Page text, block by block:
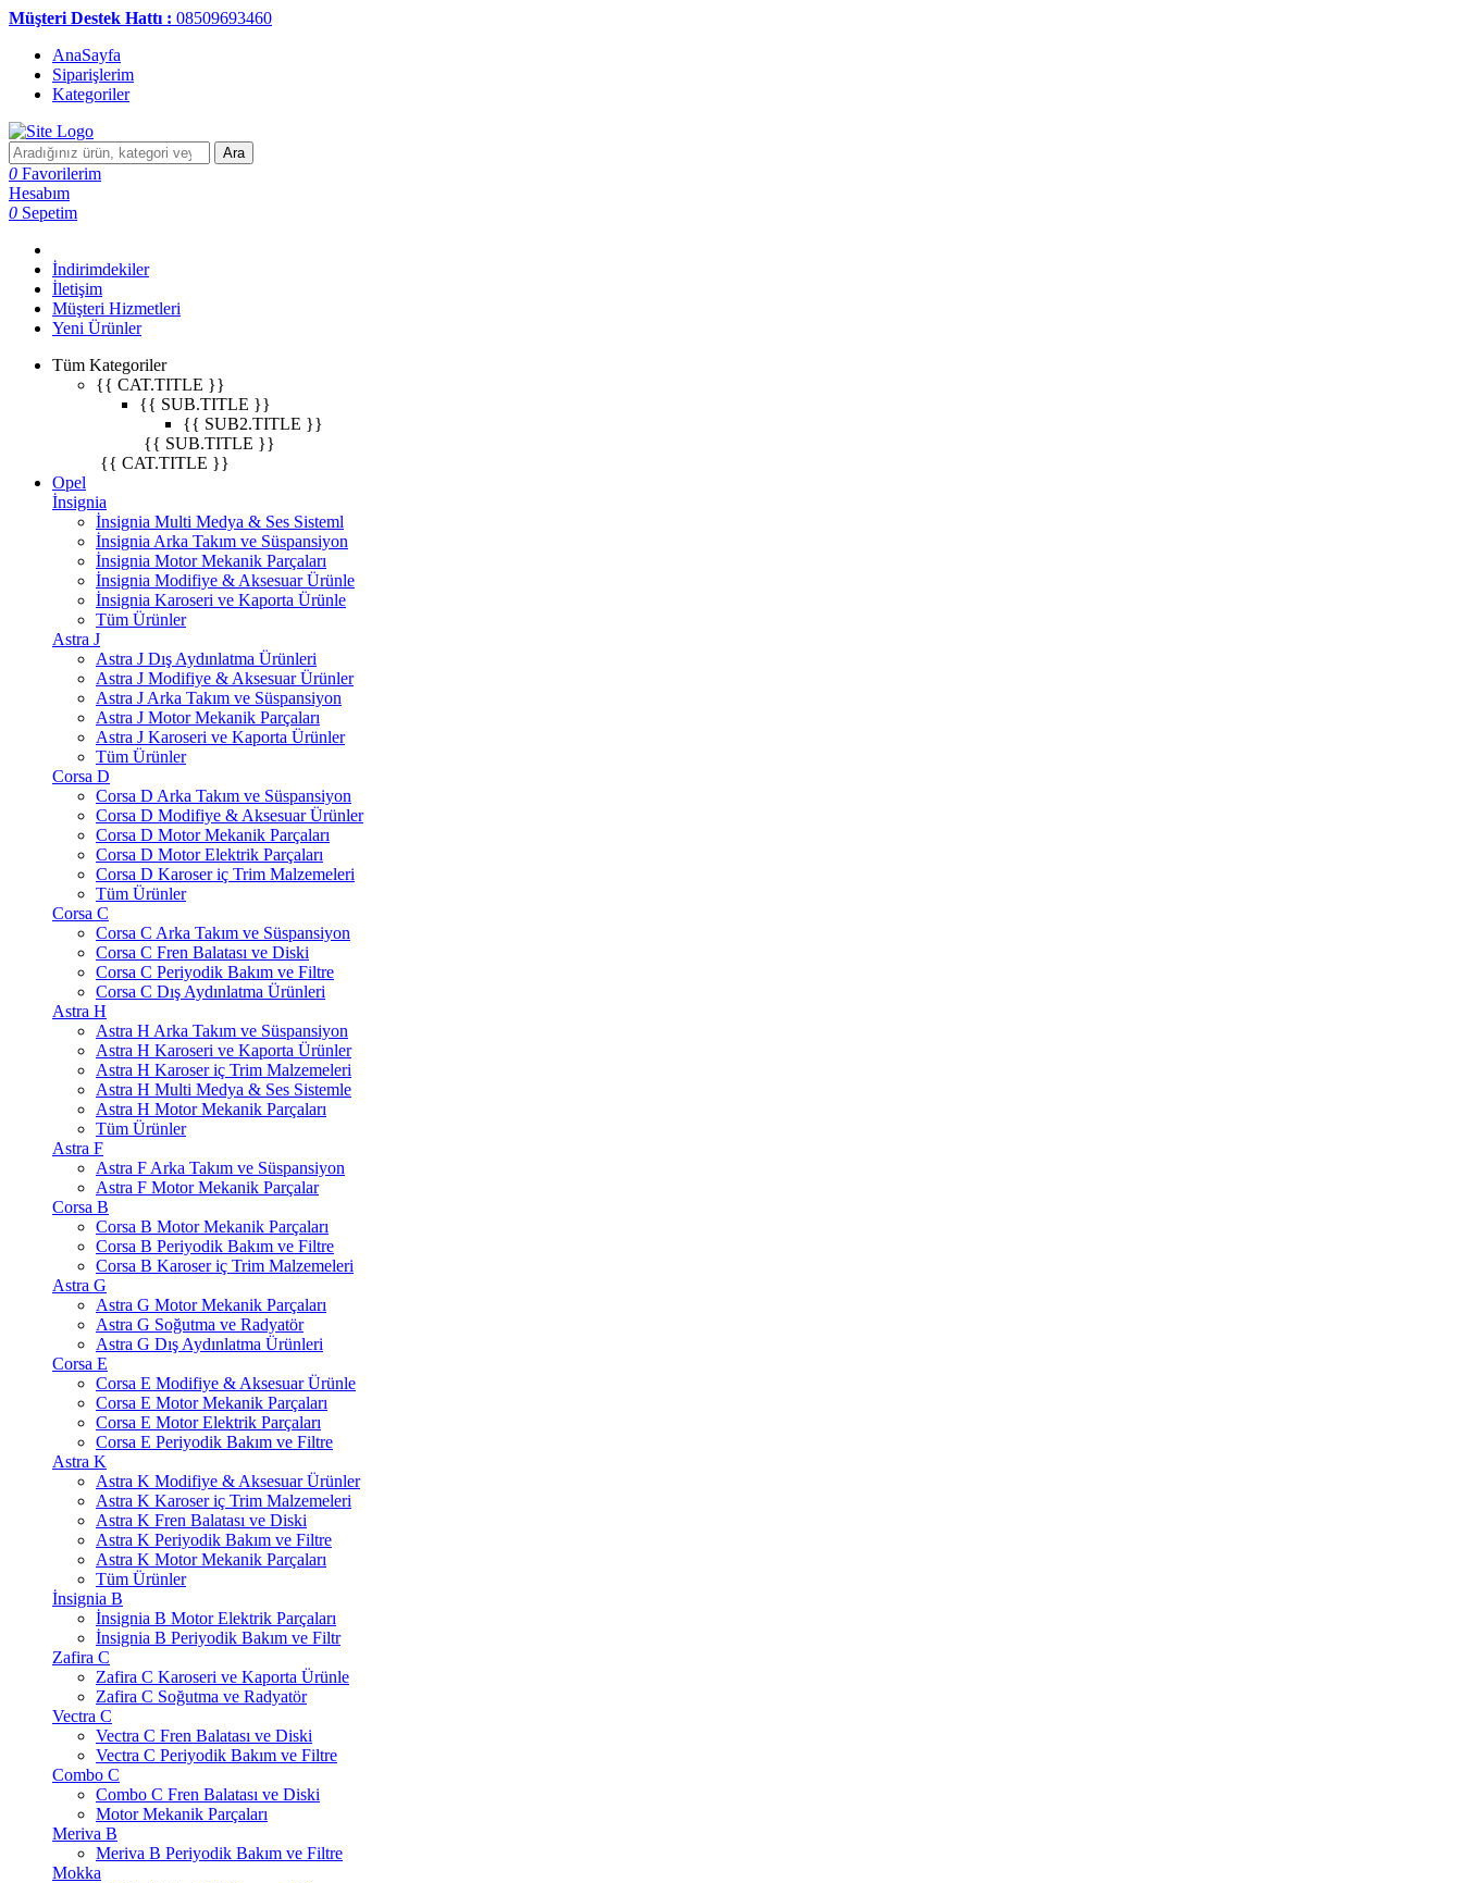
Müşteri Destek Hattı : 08509693460
AnaSayfa
Siparişlerim
Kategoriler
Ara
0 Favorilerim
Hesabım
0 Sepetim
İndirimdekiler
İletişim
Müşteri Hizmetleri
Yeni Ürünler
Tüm Kategoriler
{{ CAT.TITLE }}
{{ SUB.TITLE }}
{{ SUB2.TITLE }}
{{ SUB.TITLE }}
{{ CAT.TITLE }}
Opel
İnsignia
İnsignia Multi Medya & Ses Sisteml
İnsignia Arka Takım ve Süspansiyon
İnsignia Motor Mekanik Parçaları
İnsignia Modifiye & Aksesuar Ürünle
İnsignia Karoseri ve Kaporta Ürünle
Tüm Ürünler
Astra J
Astra J Dış Aydınlatma Ürünleri
Astra J Modifiye & Aksesuar Ürünler
Astra J Arka Takım ve Süspansiyon
Astra J Motor Mekanik Parçaları
Astra J Karoseri ve Kaporta Ürünler
Tüm Ürünler
Corsa D
Corsa D Arka Takım ve Süspansiyon
Corsa D Modifiye & Aksesuar Ürünler
Corsa D Motor Mekanik Parçaları
Corsa D Motor Elektrik Parçaları
Corsa D Karoser iç Trim Malzemeleri
Tüm Ürünler
Corsa C
Corsa C Arka Takım ve Süspansiyon
Corsa C Fren Balatası ve Diski
Corsa C Periyodik Bakım ve Filtre
Corsa C Dış Aydınlatma Ürünleri
Astra H
Astra H Arka Takım ve Süspansiyon
Astra H Karoseri ve Kaporta Ürünler
Astra H Karoser iç Trim Malzemeleri
Astra H Multi Medya & Ses Sistemle
Astra H Motor Mekanik Parçaları
Tüm Ürünler
Astra F
Astra F Arka Takım ve Süspansiyon
Astra F Motor Mekanik Parçalar
Corsa B
Corsa B Motor Mekanik Parçaları
Corsa B Periyodik Bakım ve Filtre
Corsa B Karoser iç Trim Malzemeleri
Astra G
Astra G Motor Mekanik Parçaları
Astra G Soğutma ve Radyatör
Astra G Dış Aydınlatma Ürünleri
Corsa E
Corsa E Modifiye & Aksesuar Ürünle
Corsa E Motor Mekanik Parçaları
Corsa E Motor Elektrik Parçaları
Corsa E Periyodik Bakım ve Filtre
Astra K
Astra K Modifiye & Aksesuar Ürünler
Astra K Karoser iç Trim Malzemeleri
Astra K Fren Balatası ve Diski
Astra K Periyodik Bakım ve Filtre
Astra K Motor Mekanik Parçaları
Tüm Ürünler
İnsignia B
İnsignia B Motor Elektrik Parçaları
İnsignia B Periyodik Bakım ve Filtr
Zafira C
Zafira C Karoseri ve Kaporta Ürünle
Zafira C Soğutma ve Radyatör
Vectra C
Vectra C Fren Balatası ve Diski
Vectra C Periyodik Bakım ve Filtre
Combo C
Combo C Fren Balatası ve Diski
Motor Mekanik Parçaları
Meriva B
Meriva B Periyodik Bakım ve Filtre
Mokka